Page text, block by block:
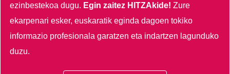
ezinbestekoa dugu. Egin zaitez HITZAkide!Zure
ekarpenari esker, euskaratik eginda dagoen tokiko
informazio profesionala garatzen eta indartzen lagunduko
duzu.